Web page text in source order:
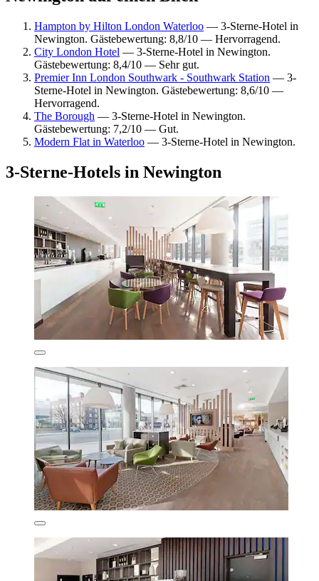
Hampton by Hilton London Waterloo — 3-Sterne-Hotel in
Newington. Gästebewertung: 8,8/10 — Hervorragend.
City London Hotel — 3-Sterne-Hotel in Newington.
Gästebewertung: 8,4/10 — Sehr gut.
Premier Inn London Southwark - Southwark Station — 3-
Sterne-Hotel in Newington. Gästebewertung: 8,6/10 —
Hervorragend.
The Borough — 3-Sterne-Hotel in Newington.
Gästebewertung: 7,2/10 — Gut.
Modern Flat in Waterloo — 3-Sterne-Hotel in Newington.
3-Sterne-Hotels in Newington